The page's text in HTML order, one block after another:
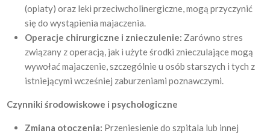
(opiaty) oraz leki przeciwcholinergiczne, mogą przyczynić
się do wystąpienia majaczenia.
Operacje chirurgiczne i znieczulenie: Zarówno stres
związany z operacją, jak i użyte środki znieczulające mogą
wywołać majaczenie, szczególnie u osób starszych i tych z
istniejącymi wcześniej zaburzeniami poznawczymi.
Czynniki środowiskowe i psychologiczne
Zmiana otoczenia: Przeniesienie do szpitala lub innej